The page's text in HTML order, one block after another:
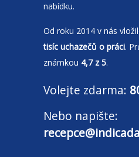
nabídku.
Od roku 2014 v nás
tisíc uchazečů o práci.
známkou 4,7 z 5.
Volejte zdarma:
Nebo napište: